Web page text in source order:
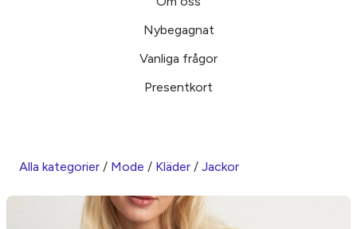
Nybegagnat
Vanliga frågor
Presentkort
Alla kategorier / Mode / Kläder / Jackor